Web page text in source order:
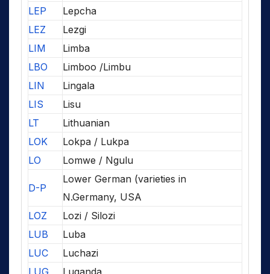
LEP
Lepcha
LEZ
Lezgi
LIM
Limba
LBO
Limboo /Limbu
LIN
Lingala
LIS
Lisu
LT
Lithuanian
LOK
Lokpa / Lukpa
LO
Lomwe / Ngulu
D-P
Lower German (varieties in
N.Germany, USA
LOZ
Lozi / Silozi
LUB
Luba
LUC
Luchazi